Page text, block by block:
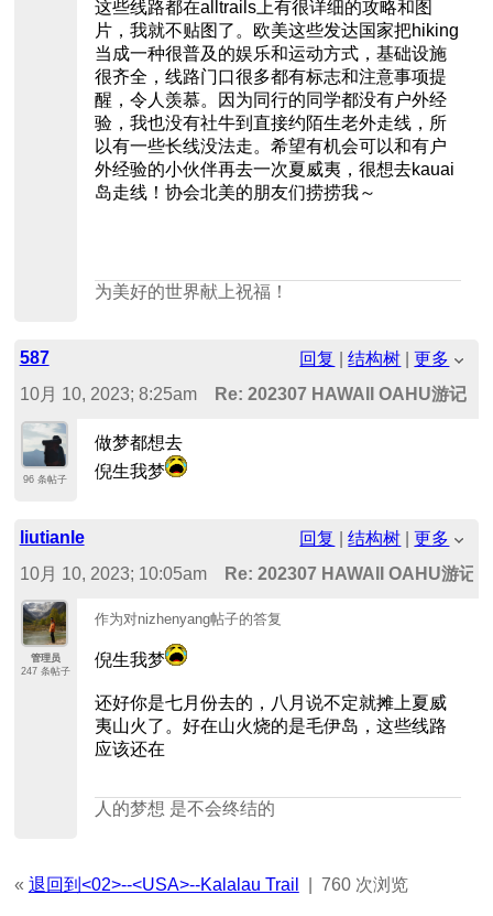
这些线路都在alltrails上有很详细的攻略和图
片，我就不贴图了。欧美这些发达国家把hiking
当成一种很普及的娱乐和运动方式，基础设施
很齐全，线路门口很多都有标志和注意事项提
醒，令人羡慕。因为同行的同学都没有户外经
验，我也没有社牛到直接约陌生老外走线，所
以有一些长线没法走。希望有机会可以和有户
外经验的小伙伴再去一次夏威夷，很想去kauai
岛走线！协会北美的朋友们捞捞我～
为美好的世界献上祝福！
587 回复 |结构树 |更多
10月 10, 2023; 8:25am
Re: 202307 HAWAII OAHU游记｜
96 条帖子
做梦都想去
倪生我梦
liutianle 回复 |结构树 |更多
10月 10, 2023; 10:05am
Re: 202307 HAWAII OAHU游记
管理员
247 条帖子
作为对nizhenyang帖子的答复
倪生我梦
还好你是七月份去的，八月说不定就摊上夏威
夷山火了。好在山火烧的是毛伊岛，这些线路
应该还在
人的梦想 是不会终结的
« 退回到<02>--<USA>--Kalalau Trail 760 次浏览